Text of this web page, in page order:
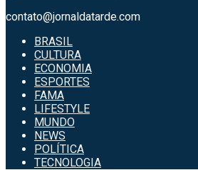
contato@jornaldatarde.com
BRASIL
CULTURA
ECONOMIA
ESPORTES
FAMA
LIFESTYLE
MUNDO
NEWS
POLÍTICA
TECNOLOGIA